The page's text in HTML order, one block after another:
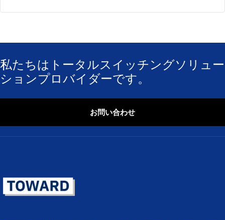
私たちはトータルスイッチングソリュー
ションプロバイダーです。
お問い合わせ